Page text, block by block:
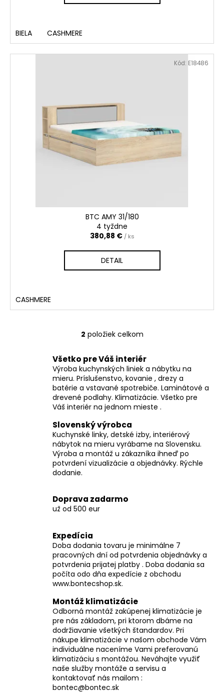
BIELA CASHMERE
BTC AMY 31/180
4 tyždne
380,88 € / ks
DETAIL
CASHMERE
Kód: E18486
O
l
á
d
a
c
e
p
r
v
v
ý
u
2 položiek celkom
Všetko pre Váš interiér
Výroba kuchynských liniek a nábytku na
mieru. Príslušenstvo, kovanie , drezy a
batérie a vstavané spotrebiče. Laminátové a
drevené podlahy. Klimatizácie. Všetko pre
Váš interiér na jednom mieste .
Slovenský výrobca
Kuchynské linky, detské izby, interiérový
nábytok na mieru vyrábame na Slovensku.
Výroba a montáž u zákazníka ihneď po
potvrdení vizualizácie a objednávky. Rýchle
dodanie.
Doprava zadarmo
už od 500 eur
Expedícia
Doba dodania tovaru je minimálne 7
pracovných dní od potvrdenia objednávky a
potvrdenia prijatej platby . Doba dodania sa
počíta odo dňa expedície z obchodu
www.bontecshop.sk.
Montáž klimatizácie
Odborná montáž zakúpenej klimatizácie je
pre nás základom, pri ktorom dbáme na
dodržiavanie všetkých štandardov. Pri
nákupe klimatizácie v našom obchode Vám
individuálne naceníme Vami preferovanú
klimatizáciu s montážou. Neváhajte využiť
naše služby montáže a servisu a
kontaktovať nás mailom :
bontec@bontec.sk
e